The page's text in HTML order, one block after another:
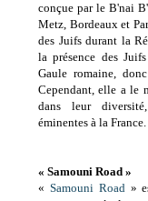
conçue par le B'nai
Metz, Bordeaux et
des Juifs durant la
la présence des
Gaule romaine,
Cependant, elle a le
dans leur
éminentes à la France.
« Samouni Road »
« Samouni Road»